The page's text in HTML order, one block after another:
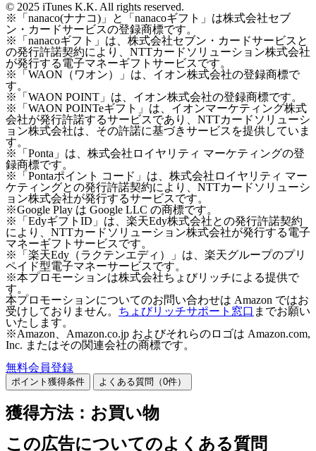
© 2025 iTunes K.K. All rights reserved.
※「nanaco(ナナコ)」と「nanacoギフト」は株式会社セブ
ン・カードサービスの登録商標です。
※「nanacoギフト」は、株式会社セブン・カードサービスと
の発行許諾契約により、NTTカードソリューション株式会社
が発行する電子マネーギフトサービスです。
※「WAON（ワオン）」は、イオン株式会社の登録商標で
す。
※「WAON POINT」は、イオン株式会社の登録商標です。
※「WAON POINTeギフト」は、イオンマーケティング株式
会社が発行許諾するサービスであり、NTTカードソリューシ
ョン株式会社は、その許諾に基づきサービスを提供していま
す。
※「Ponta」は、株式会社ロイヤリティ マーケティングの登
録商標です。
※「Pontaポイント コード」は、株式会社ロイヤリティ マー
ケティングとの発行許諾契約により、NTTカードソリューシ
ョン株式会社が発行するサービスです。
※Google Play は Google LLC の商標です。
※「EdyギフトID」は、楽天Edy株式会社との発行許諾契約
により、NTTカードソリューション株式会社が発行する電子
マネーギフトサービスです。
※「楽天Edy（ラクテンエディ）」は、楽天グループのプリ
ペイド型電子マネーサービスです。
※本プロモーションは株式会社ちょびリッチによる提供で
す。
本プロモーションについてのお問い合わせは Amazon ではお
受けしておりません。 ちょびリッチサポート窓口 までお願い
いたします。
※Amazon、Amazon.co.jp およびそれらのロゴは Amazon.com,
Inc. またはその関連会社の商標です。
無料会員登録
ポイント獲得条件 よくある質問（0件）
獲得方法：お買い物
この広告についてのよくある質問